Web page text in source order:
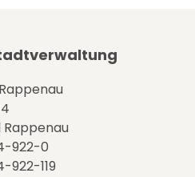
Rappenau
922-0
922-119